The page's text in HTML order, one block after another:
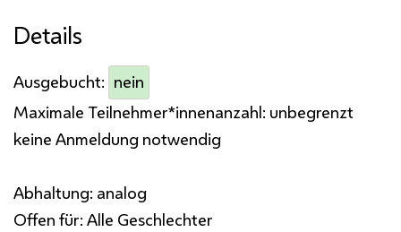
Details
Ausgebucht: nein
Maximale Teilnehmer*innenanzahl: unbegrenzt
keine Anmeldung notwendig
Abhaltung: analog
Offen für: Alle Geschlechter